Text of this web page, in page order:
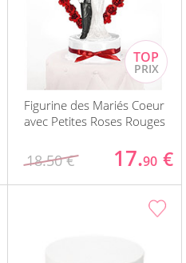
Figurine des Mariés Coeur
avec Petites Roses Rouges
18.50 € 17.90 €